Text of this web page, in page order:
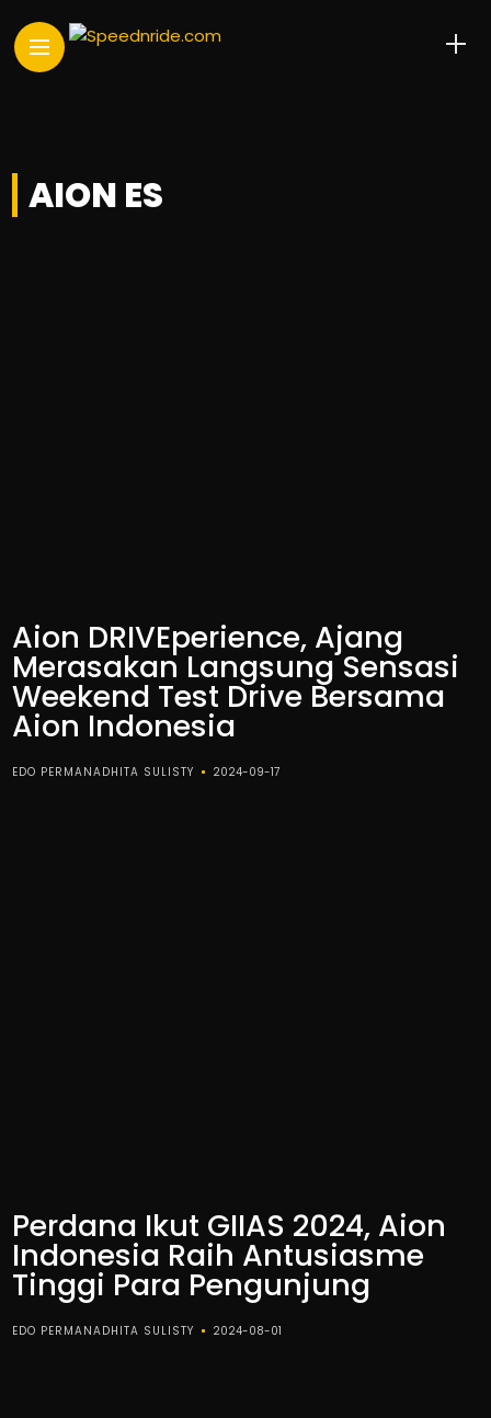
AION ES
Aion DRIVEperience, Ajang
Merasakan Langsung Sensasi
Weekend Test Drive Bersama
Aion Indonesia
EDO PERMANADHITA SULISTY 2024-09-17
Perdana Ikut GIIAS 2024, Aion
Indonesia Raih Antusiasme
Tinggi Para Pengunjung
EDO PERMANADHITA SULISTY 2024-08-01